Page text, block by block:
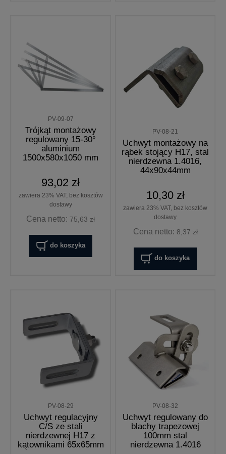
PV-09-07
Trójkąt montażowy
regulowany 15-30°
aluminium
1500x580x1050 mm
93,02 zł
zawiera 23% VAT, bez kosztów
dostawy
Cena netto: 75,63 zł
do koszyka
PV-08-21
Uchwyt montażowy na
rąbek stojący H17, stal
nierdzewna 1.4016,
44x90x44mm
10,30 zł
zawiera 23% VAT, bez kosztów
dostawy
Cena netto: 8,37 zł
do koszyka
PV-08-29
Uchwyt regulacyjny
C/S ze stali
nierdzewnej H17 z
kątownikami 65x65mm
PV-08-32
Uchwyt regulowany do
blachy trapezowej
100mm stal
nierdzewna 1.4016